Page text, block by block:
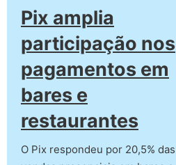
Pix amplia
participação nos
pagamentos em
bares e
restaurantes
O Pix respondeu por 20,5% das